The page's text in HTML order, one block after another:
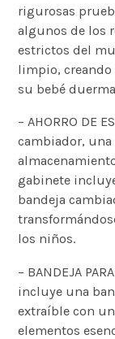
rigurosas
algunos de los
estrictos del
limpio,
su bebé
– AHORRO DE
cambiador, una
gabinete
bandeja
los niños.
– BANDEJA
incluye una
extraíble con
elementos